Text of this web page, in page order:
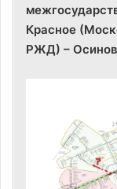
Красное
РЖД) –